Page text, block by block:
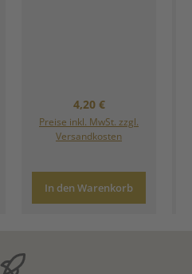
Regulärer Preis:
4,20 €
Preise inkl. MwSt. zzgl.
Versandkosten
In den Warenkorb